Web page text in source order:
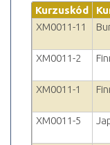
Kurzuskód
XM0011-11
XM0011-2
XM0011-1
XM0011-5